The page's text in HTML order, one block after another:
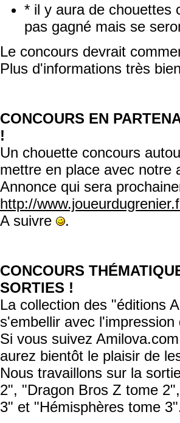
* il y aura de chouettes
pas gagné mais se
Le concours devrait
Plus d'informations très
CONCOURS EN
!
Un chouette concours
mettre en place avec
Annonce qui sera
http://
A suivre
.
CONCOURS
SORTIES !
La collection des "éditions
s'embellir avec
Si vous suivez
aurez bientôt le plaisir de
Nous travaillons sur la
2", "Dragon Bros Z tome
3" et "Hémisphères tome